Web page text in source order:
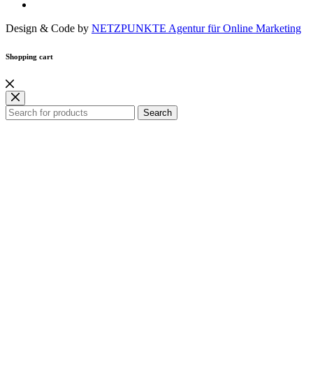
Design & Code by NETZPUNKTE Agentur für Online Marketing
Shopping cart
Search